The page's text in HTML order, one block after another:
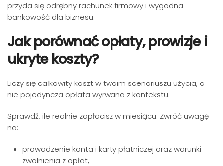
przyda się odrębny rachunek firmowyi wygodna
bankowość dla biznesu.
Jak porównać opłaty, prowizje i
ukryte koszty?
Liczy się całkowity koszt w twoim scenariuszu użycia, a
nie pojedyncza opłata wyrwana z kontekstu.
Sprawdź, ile realnie zapłacisz w miesiącu. Zwróć uwagę
na:
prowadzenie konta i karty płatniczej oraz warunki
zwolnienia z opłat,